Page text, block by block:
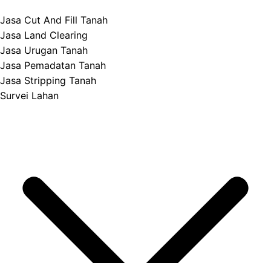
Jasa Cut And Fill Tanah
Jasa Land Clearing
Jasa Urugan Tanah
Jasa Pemadatan Tanah
Jasa Stripping Tanah
Survei Lahan